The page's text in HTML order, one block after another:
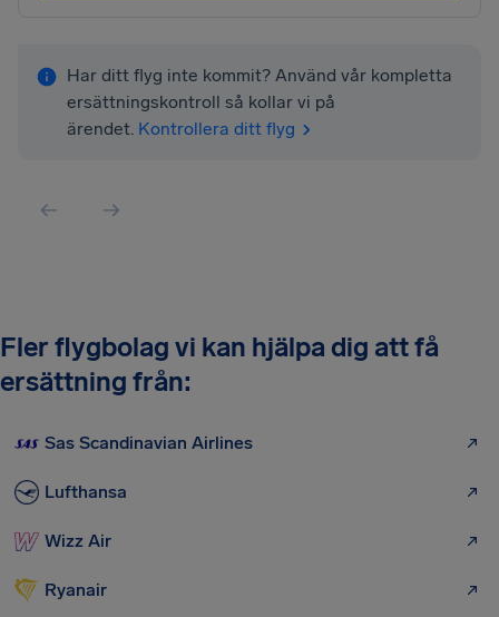
Har ditt flyg inte kommit? Använd vår kompletta
ersättningskontroll så kollar vi på
ärendet. Kontrollera ditt flyg
Fler flygbolag vi kan hjälpa dig att få
ersättning från:
Sas Scandinavian Airlines
Lufthansa
Wizz Air
Ryanair